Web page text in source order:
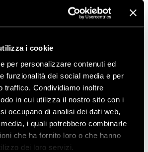
i cookie
per personalizzare contenuti ed
funzionalità dei social media e per
traffico. Condividiamo inoltre
in cui utilizza il nostro sito con i
occupano di analisi dei dati web,
i quali potrebbero combinarle
che ha fornito loro o che hanno
dei loro servizi.
ODKRYĆ
tysiącletnich modrzewi: odkryj
parku przygód i naładuj energię w
Larix Bar.